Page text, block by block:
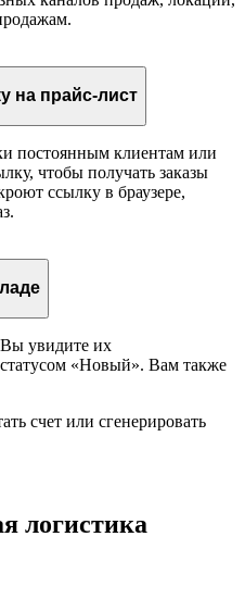
на прайс-лист
постоянным клиентам или
чтобы получать заказы
ссылку в браузере,
Вы увидите их
«Новый». Вам также
счет или сгенерировать
логистика